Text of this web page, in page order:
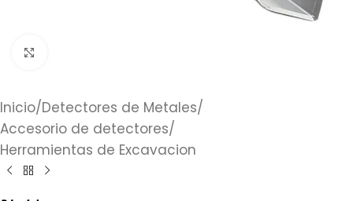
Inicio/Detectores de Metales/
Accesorio de detectores/
Herramientas de Excavacion